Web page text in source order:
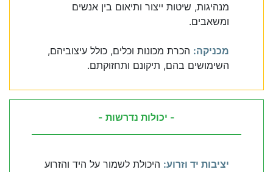
מנהיגות, שיטות ייצור ותיאום בין אנשים
ומשאבים.
מכניקה: הכרת מכונות וכלים, כולל עיצוביהם,
השימושים בהם, תיקונם ותחזוקתם.
- יכולות נדרשות -
יציבות יד וזרוע: היכולת לשמור על היד והזרוע